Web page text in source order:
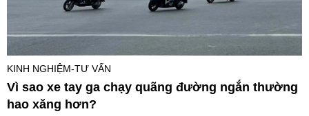
KINH NGHIỆM-TƯ VẤN
Vì sao xe tay ga chạy quãng đường ngắn thường
hao xăng hơn?